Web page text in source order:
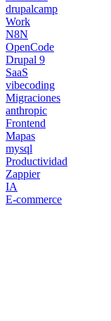
drupalcamp
Work
N8N
OpenCode
Drupal 9
SaaS
vibecoding
Migraciones
anthropic
Frontend
Mapas
mysql
Productividad
Zappier
IA
E-commerce